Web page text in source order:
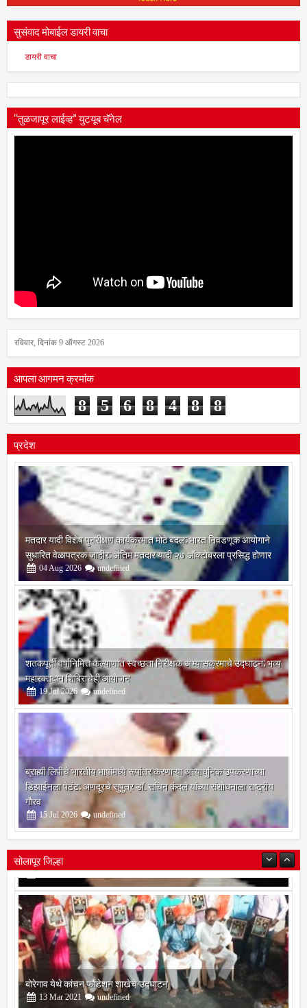
सुसंवाद मोबाईल डायरी वाचा
डायरी वाचा
“तुळजापूर लाईव्ह” युटयूब चॅनेल
रविवार, दिनांक 9 ऑगस्ट 2026
आपला आगमन क्रमांक
8 5 6 8 4 8 8
प्रदेश
मतदार यादी विशेष पुनरीक्षण कार्यक्रमात मोठे बदल; भारत निवडणूक आयोगाने
सुधारित वेळापत्रक जाहीर; अंतिम मतदार यादी २७ ऑक्टोबरला प्रसिद्ध होणार
04Aug 2026 undefined
शतकपूर्ती वर्षानिमित्त कल्याणात स्वच्छता निरीक्षक अभ्यासक्रमाचे उद्घाटन; भव्य
महारक्तदान शिबिराचेही आयोजन
19 Jul 2026 undefined
ब्राह्मी लिपीचे भारतीय भाषांमध्ये रूपांतर करणाऱ्या अत्याधुनिक उपकरणाच्या
डिझाईनला पेटंट; अणदूरचे सुपुत्र डॉ. सचिन कंदले यांच्या संशोधनाला राष्ट्रीय
गौरव
15 Jul 2026 undefined
सोलापूर जिल्हा
बोरेगाव येथे कांचन फौंडेशन शाखेचे उद्घाटन
13 Mar 2021 undefined